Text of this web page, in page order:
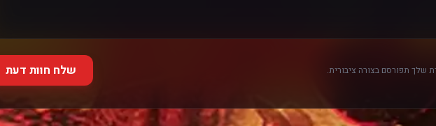
תפורסם בצורה ציבורית. שלח חוות דעת